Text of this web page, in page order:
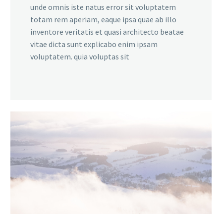
unde omnis iste natus error sit voluptatem
totam rem aperiam, eaque ipsa quae ab illo
inventore veritatis et quasi architecto beatae
vitae dicta sunt explicabo enim ipsam
voluptatem. quia voluptas sit